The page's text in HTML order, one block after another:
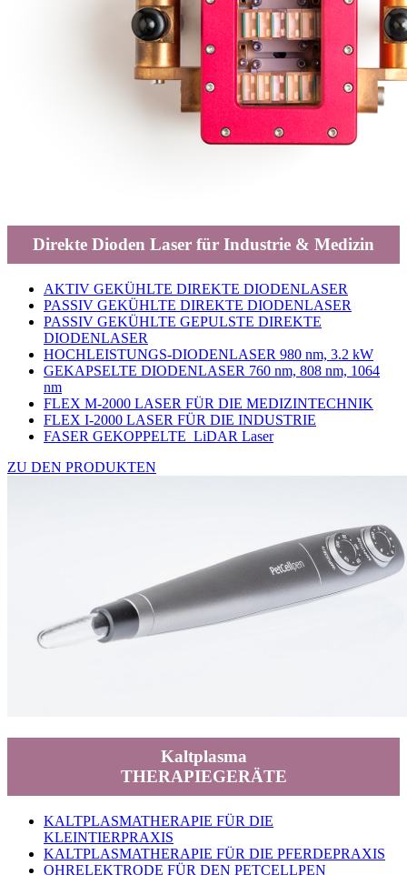
Direkte Dioden Laser für Industrie & Medizin
AKTIV GEKÜHLTE DIREKTE DIODENLASER
PASSIV GEKÜHLTE DIREKTE DIODENLASER
PASSIV GEKÜHLTE GEPULSTE DIREKTE
DIODENLASER
HOCHLEISTUNGS-DIODENLASER 980 nm, 3.2 kW
GEKAPSELTE DIODENLASER 760 nm, 808 nm, 1064
nm
FLEX M-2000 LASER FÜR DIE MEDIZINTECHNIK
FLEX I-2000 LASER FÜR DIE INDUSTRIE
FASER GEKOPPELTE LiDAR Laser
ZU DEN PRODUKTEN
Kaltplasma
THERAPIEGERÄTE
KALTPLASMATHERAPIE FÜR DIE
KLEINTIERPRAXIS
KALTPLASMATHERAPIE FÜR DIE PFERDEPRAXIS
OHRELEKTRODE FÜR DEN PETCELLPEN